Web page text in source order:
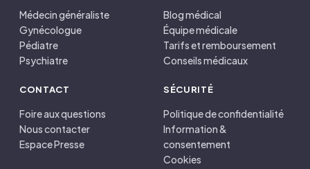
Médecin généraliste
Gynécologue
Pédiatre
Psychiatre
Blog médical
Équipe médicale
Tarifs et remboursement
Conseils médicaux
CONTACT
Foire aux questions
Nous contacter
Espace Presse
SÉCURITÉ
Politique de confidentialité
Information &
consentement
Cookies